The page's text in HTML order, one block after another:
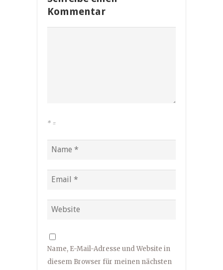
Kommentar
* =
Name, E-Mail-Adresse und Website in
diesem Browser für meinen nächsten